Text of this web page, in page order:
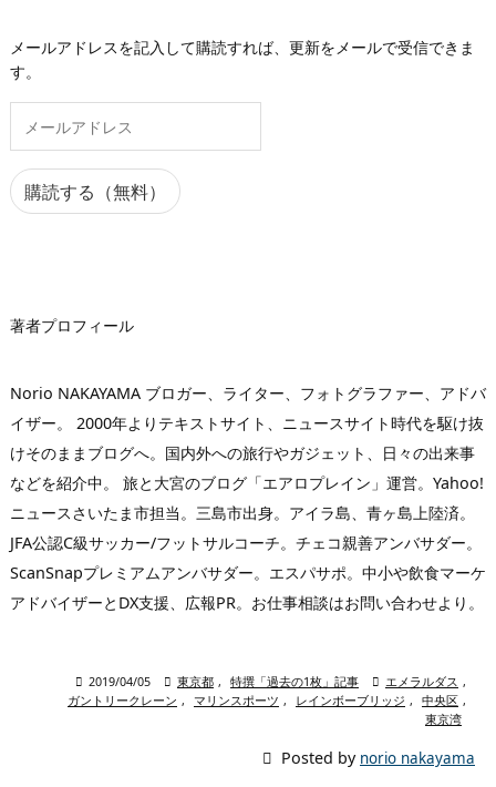
メールアドレスを記入して購読すれば、更新をメールで受信できま
す。
ア
ド
購読する（無料）
著者プロフィール
Norio NAKAYAMA ブロガー、ライター、フォトグラファー、アドバ
イザー。 2000年よりテキストサイト、ニュースサイト時代を駆け抜
けそのままブログへ。国内外への旅行やガジェット、日々の出来事
などを紹介中。 旅と大宮のブログ「エアロプレイン」運営。Yahoo!
ニュースさいたま市担当。三島市出身。アイラ島、青ヶ島上陸済。
JFA公認C級サッカー/フットサルコーチ。チェコ親善アンバサダー。
ScanSnapプレミアムアンバサダー。エスパサポ。中小や飲食マーケ
アドバイザーとDX支援、広報PR。お仕事相談はお問い合わせより。
 2019/04/05  東京都 , 特撰「過去の1枚」記事  エメラルダス ,
ガントリークレーン , マリンスポーツ , レインボーブリッジ , 中央区 ,
東京湾
 Posted by norio nakayama